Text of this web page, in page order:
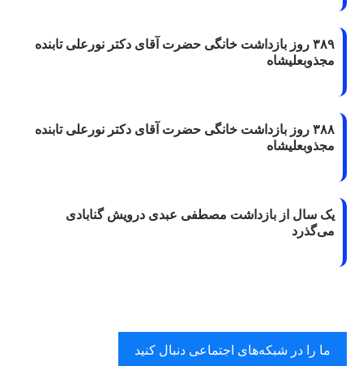
۳۸۹ روز بازداشت خانگی حضرت آقای دکتر نورعلی تابنده
مجذوبعلیشاه
۳۸۸ روز بازداشت خانگی حضرت آقای دکتر نورعلی تابنده
مجذوبعلیشاه
یک سال از بازداشت مصطفی عبدی درویش گنابادی
می‌گذرد
ما را در شبکه‌های اجتماعی دنبال کنید